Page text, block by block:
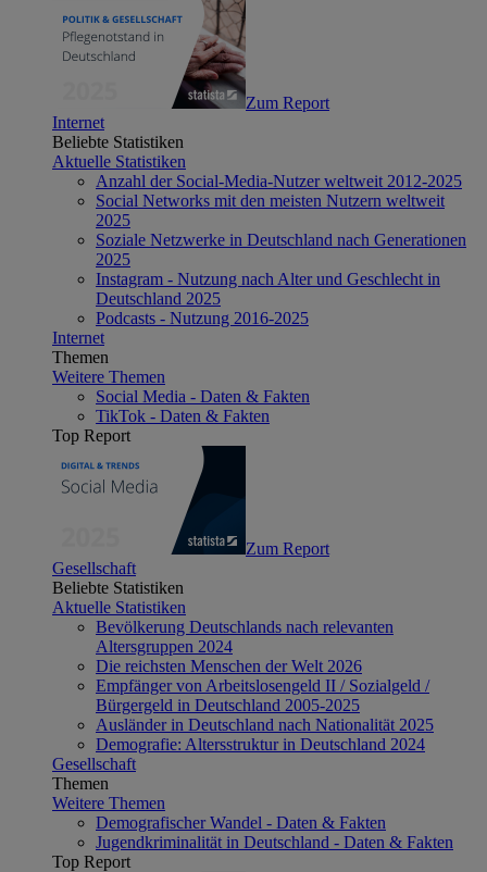
Zum Report
Internet
Beliebte Statistiken
Aktuelle Statistiken
Anzahl der Social-Media-Nutzer weltweit 2012-2025
Social Networks mit den meisten Nutzern weltweit
2025
Soziale Netzwerke in Deutschland nach Generationen
2025
Instagram - Nutzung nach Alter und Geschlecht in
Deutschland 2025
Podcasts - Nutzung 2016-2025
Internet
Themen
Weitere Themen
Social Media - Daten & Fakten
TikTok - Daten & Fakten
Top Report
Zum Report
Gesellschaft
Beliebte Statistiken
Aktuelle Statistiken
Bevölkerung Deutschlands nach relevanten
Altersgruppen 2024
Die reichsten Menschen der Welt 2026
Empfänger von Arbeitslosengeld II / Sozialgeld /
Bürgergeld in Deutschland 2005-2025
Ausländer in Deutschland nach Nationalität 2025
Demografie: Altersstruktur in Deutschland 2024
Gesellschaft
Themen
Weitere Themen
Demografischer Wandel - Daten & Fakten
Jugendkriminalität in Deutschland - Daten & Fakten
Top Report